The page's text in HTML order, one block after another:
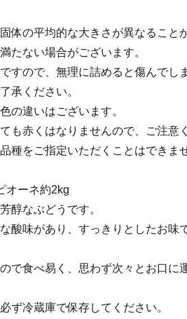
体の平均的な大きさが異なること
たない場合がございます。
すので、無理に詰めると傷んでし
承ください。
の違いはございます。
も赤くはなりませんので、ご注意
種をご指定いただくことはできませ
オーネ約2kg
醇なぶどうです。
酸味があり、すっきりとしたお味
で食べ易く、思わず次々とお口に
ず冷蔵庫で保存してください。